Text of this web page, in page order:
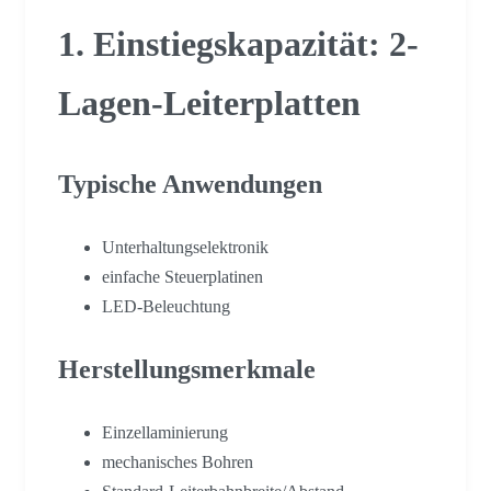
1. Einstiegskapazität: 2-
Lagen-Leiterplatten
Typische Anwendungen
Unterhaltungselektronik
einfache Steuerplatinen
LED-Beleuchtung
Herstellungsmerkmale
Einzellaminierung
mechanisches Bohren